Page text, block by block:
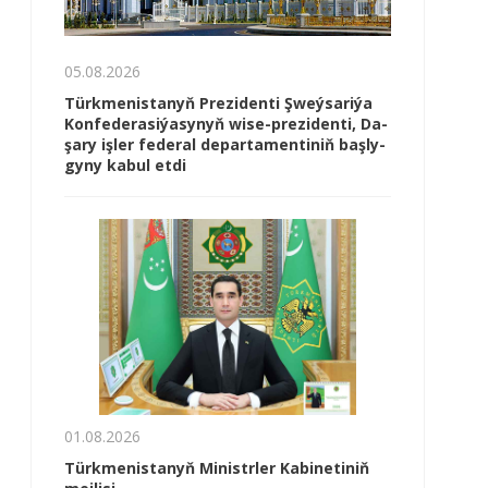
05.08.2026
Türk­me­nis­ta­nyň Prezidenti Şweý­sa­ri­ýa
Kon­fe­de­ra­si­ýa­sy­nyň wi­se-prezidenti, Da­
şa­ry iş­ler fe­de­ral de­par­ta­men­ti­niň baş­ly­
gy­ny ka­bul et­di
01.08.2026
Türkmenistanyň Ministrler Kabinetiniň